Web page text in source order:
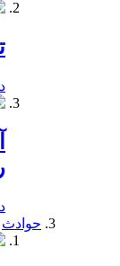
حوادث